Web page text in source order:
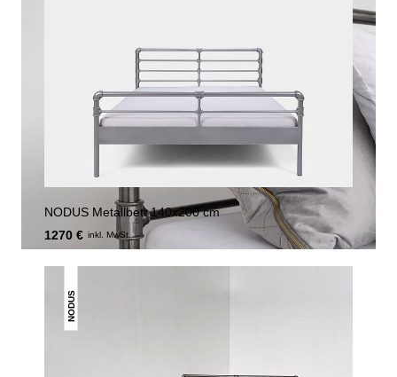
NODUS Metallbett 140x200 cm
1270 € inkl. MwSt.
NODUS